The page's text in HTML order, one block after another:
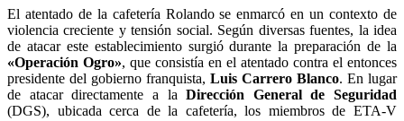
El atentado de la cafetería Rolando se enmarcó en un contexto de
violencia creciente y tensión social. Según diversas fuentes, la idea
de atacar este establecimiento surgió durante la preparación de la
«Operación Ogro», que consistía en el atentado contra el entonces
presidente del gobierno franquista, Luis Carrero Blanco. En lugar
de atacar directamente a laDirección General de Seguridad
(DGS), ubicada cerca de la cafetería, los miembros de ETA-V